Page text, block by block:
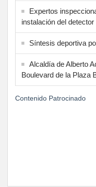
Expertos
instalación del
Síntesis deportiva
Alcaldía de Alberto
Boulevard de la Plaza
Contenido Patrocinado